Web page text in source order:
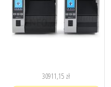
30911,15 zł